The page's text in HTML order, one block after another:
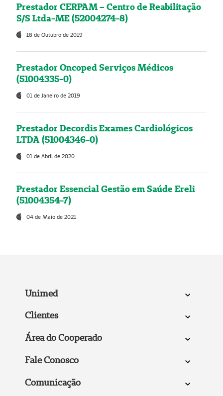
Prestador CERPAM – Centro de Reabilitação
S/S Ltda-ME (52004274-8)
18 de Outubro de 2019
Prestador Oncoped Serviços Médicos
(51004335-0)
01 de Janeiro de 2019
Prestador Decordis Exames Cardiológicos
LTDA (51004346-0)
01 de Abril de 2020
Prestador Essencial Gestão em Saúde Ereli
(51004354-7)
04 de Maio de 2021
Unimed
Clientes
Área do Cooperado
Fale Conosco
Comunicação